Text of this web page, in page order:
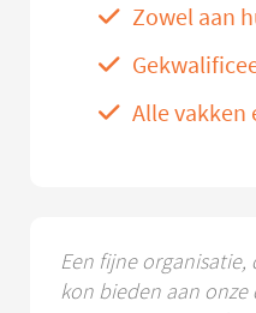
Zowel aan
Alle vakken
Een fijne
kon bieden aan onze